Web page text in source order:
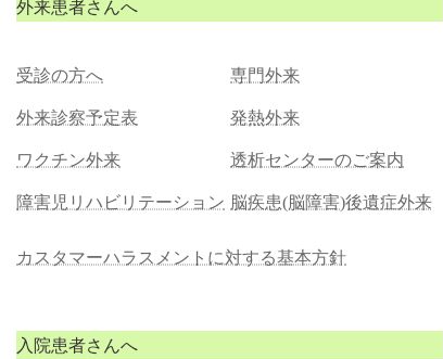
外来患者さんへ
受診の方へ
外来診察予定表
ワクチン外来
障害児リハビリテーション
専門外来
発熱外来
透析センターのご案内
脳疾患(脳障害)後遺症外来
カスタマーハラスメントに対する基本方針
入院患者さんへ